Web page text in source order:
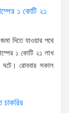
১ কোটি ২১
দিতে যাওয়ার পথে
১ কোটি ২১ লাখ
ঘটে। রোববার সকাল